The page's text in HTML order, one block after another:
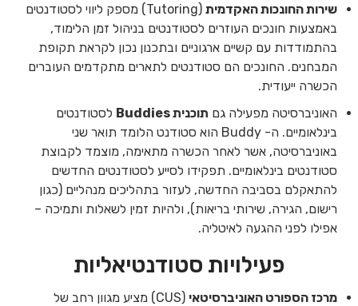
שירות החונכות האקדמית
(Tutoring) מספק ליווי לסטודנטים
באמצעות חונכים העוזרים לסטודנטים בניהול זמן הלימוד,
בהתמודדות עם קשיים ארגוניים ובתכנון נכון לקראת תקופת
המבחנים. החונכים הם סטודנטים לתארים מתקדמים העוברים
הכשרה ייעודית.
האוניברסיטה מפעילה גם תוכנית Buddies
לסטודנטים
בינלאומיים. ה- Buddy הוא סטודנט הלומד תואר שני
באוניברסיטה, אשר לאחר הכשרה מתאימה, מוצמד לקבוצת
סטודנטים בינלאומיים. תפקידו לסייע לסטודנטים החדשים
להתאקלם בסביבה החדשה, לעזור בתהליכים מנהליים (כגון
רישום, הגירה, שירותי בריאות), ולהיות זמין לשאלות ותמיכה –
אפילו לפני ההגעה לאיטליה.
פעילויות סטודנטיאליות
מרכז הספורט האוניברסיטאי
(CUS) מציע מגוון רחב של